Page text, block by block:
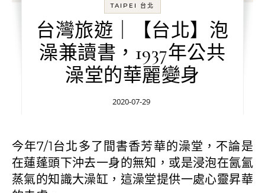
TAIPEI 台北
台灣旅遊｜【台北】泡
澡兼讀書，1937年公共
澡堂的華麗變身
2020-07-29
今年7/1台北多了間書香芳華的澡堂，不論是
在蓮蓬頭下沖去一身的無知，或是浸泡在氤氳
蒸氣的知識大澡缸，這澡堂提供一處心靈昇華